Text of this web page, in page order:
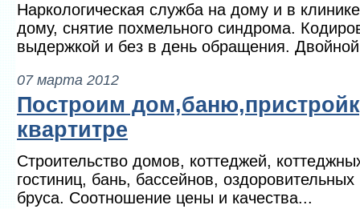
Наркологическая служба на дому и в
дому, снятие похмельного синдрома.
выдержкой и без в день обращения.
07 марта 2012
Построим
квартитре
Строительство домов, коттеджей,
гостиниц, бань, бассейнов, оздоровительных
бруса. Соотношение цены и качества...